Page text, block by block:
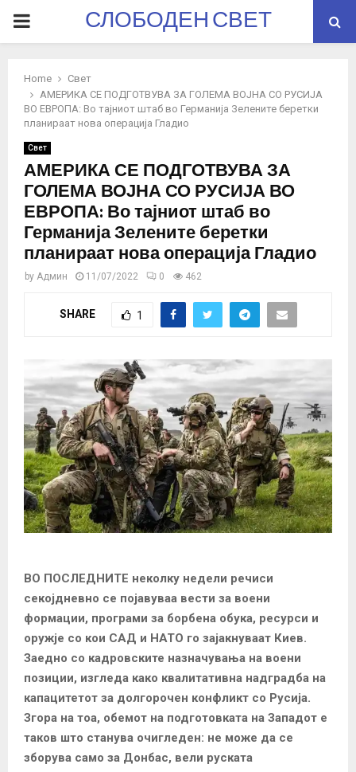
PRIMARYСЛОБОДЕН СВЕТ
Home
Свет
АМЕРИКА СЕ ПОДГОТВУВА ЗА ГОЛЕМА ВОЈНА СО РУСИЈА
ВО ЕВРОПА: Во тајниот штаб во Германија Зелените беретки
планираат нова операција Гладио
Свет
АМЕРИКА СЕ ПОДГОТВУВА ЗА
ГОЛЕМА ВОЈНА СО РУСИЈА ВО
ЕВРОПА: Во тајниот штаб во
Германија Зелените беретки
планираат нова операција Гладио
by Админ 11/07/2022 0 462
SHARE 1
ВО ПОСЛЕДНИТЕ неколку недели речиси
секојдневно се појавуваа вести за воени
формации, програми за борбена обука, ресурси и
оружје со кои САД и НАТО го зајакнуваат Киев.
Заедно со кадровските назначувања на воени
позиции, изгледа како квалитативна надградба на
капацитетот за долгорочен конфликт со Русија.
Згора на тоа, обемот на подготовката на Западот е
таков што станува очигледен: не може да се
зборува само за Донбас, вели руската